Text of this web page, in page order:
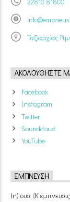
Ταξιαρχίας
ΑΚΟΛΟΥΘΉΣΤΕ
Facebook
Instagram
Twitter
Soundcloud
YouTube
ΈΜΠΝΕΥΣΗ
(η) ουσ. (Κ